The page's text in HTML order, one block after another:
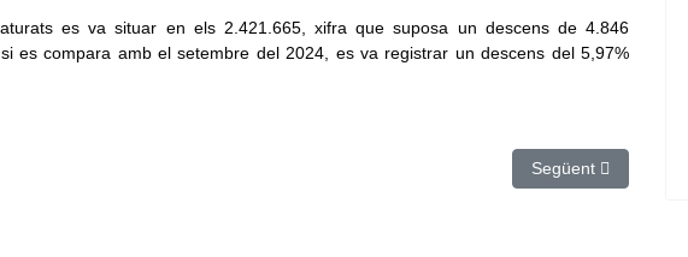
es va situar en els 2.421.665, xifra que suposa un descens de 4.846
es compara amb el setembre del 2024, es va registrar un descens del 5,97%
es manifesten a Barcelona en suport a Gaza i la Flotilla Article següent:
Següent